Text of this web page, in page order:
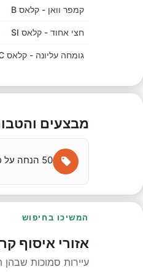
קמפר וואן - קלאס B
חצי אחוד - קלאס SI
גומחה עליונה - קלאס C
מבצעים
50 הנחה על כרטיס ההנחות בחניונים - ACSI בכל השכרת קרוואנים באיטליה
המשיכו בחיפוש
אזורי איסוף
עיירות סמוכות שבהן